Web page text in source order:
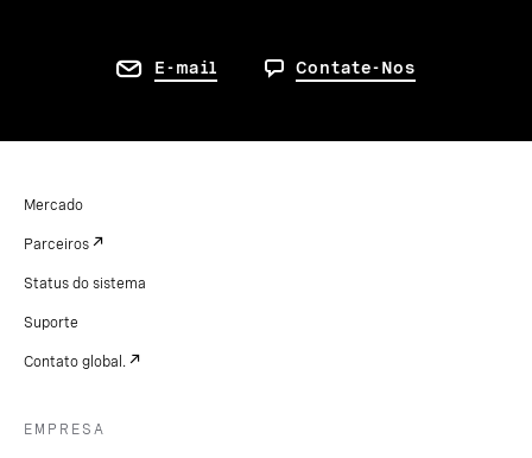
E-mail Contate-Nos
Mercado
Parceiros
Status do sistema
Suporte
Contato global.
EMPRESA